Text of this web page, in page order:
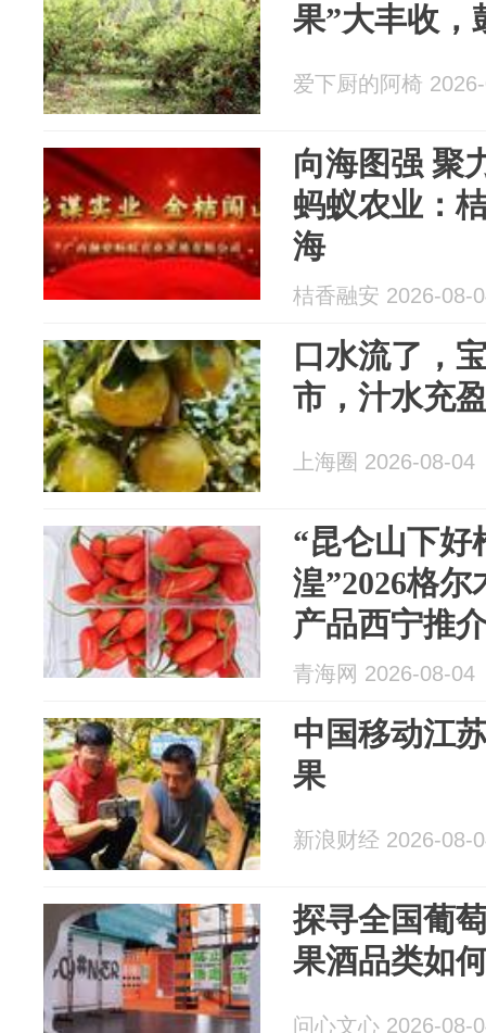
果”大丰收，
爱下厨的阿椅
向海图强 聚
蚂蚁农业：
海
桔香融安 2026-08-
口水流了，
市，汁水充
上海圈 2026-08-04
“昆仑山下好
湟”2026格
产品西宁推
青海网 2026-08-04
中国移动江
果
新浪财经 2026-08-
探寻全国葡
果酒品类如
问心文心 2026-08-